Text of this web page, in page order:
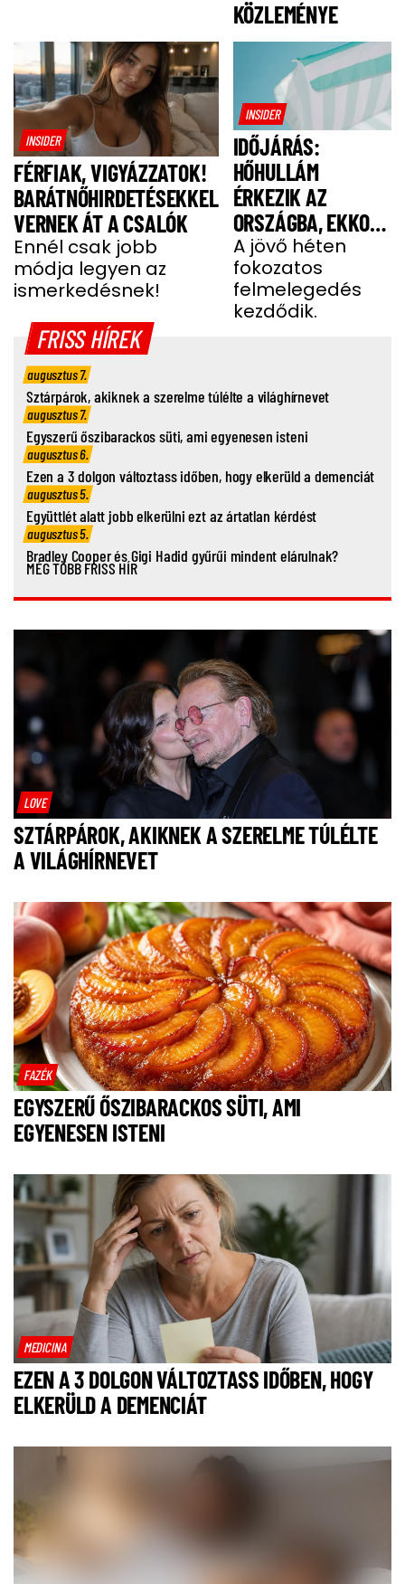
KÖZLEMÉNYE
INSIDER
FÉRFIAK, VIGYÁZZATOK!
BARÁTNŐHIRDETÉSEKKEL
VERNEK ÁT A CSALÓK
Ennél csak jobb
módja legyen az
ismerkedésnek!
INSIDER
IDŐJÁRÁS:
HŐHULLÁM
ÉRKEZIK AZ
ORSZÁGBA, EKKOR
ÉR IDE
A jövő héten
fokozatos
felmelegedés
kezdődik.
FRISS HÍREK
augusztus 7.
Sztárpárok, akiknek a szerelme túlélte a világhírnevet
augusztus 7.
Egyszerű őszibarackos süti, ami egyenesen isteni
augusztus 6.
Ezen a 3 dolgon változtass időben, hogy elkerüld a demenciát
augusztus 5.
Együttlét alatt jobb elkerülni ezt az ártatlan kérdést
augusztus 5.
Bradley Cooper és Gigi Hadid gyűrűi mindent elárulnak?
MÉG TÖBB FRISS HÍR
LOVE
SZTÁRPÁROK, AKIKNEK A SZERELME TÚLÉLTE
A VILÁGHÍRNEVET
FAZÉK
EGYSZERŰ ŐSZIBARACKOS SÜTI, AMI
EGYENESEN ISTENI
MEDICINA
EZEN A 3 DOLGON VÁLTOZTASS IDŐBEN, HOGY
ELKERÜLD A DEMENCIÁT